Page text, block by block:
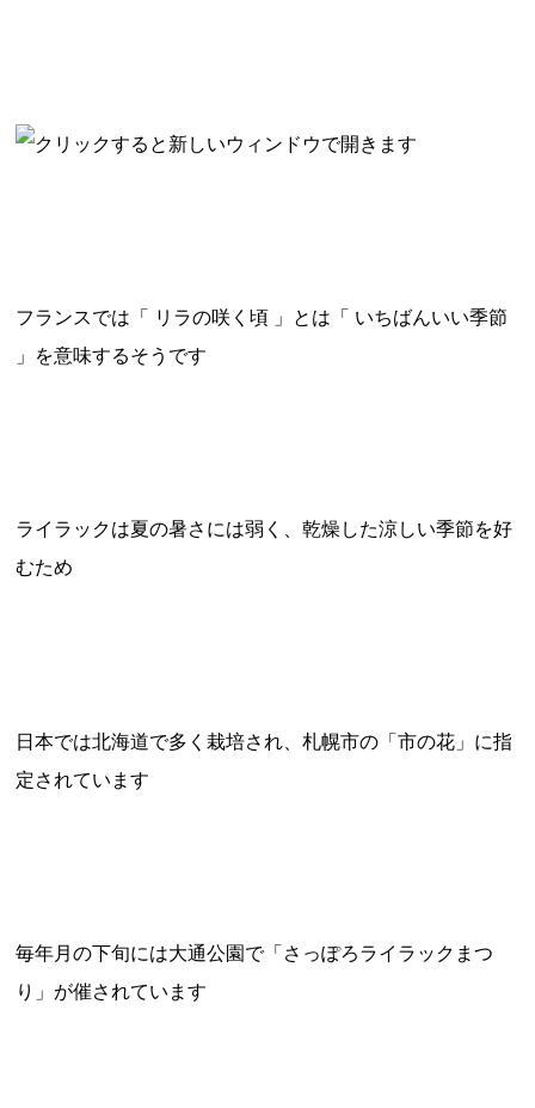
フランスでは「 リラの咲く頃 」とは「 いちばんいい季節
」を意味するそうです
ライラックは夏の暑さには弱く、乾燥した涼しい季節を好
むため
日本では北海道で多く栽培され、札幌市の「市の花」に指
定されています
毎年月の下旬には大通公園で「さっぽろライラックまつ
り」が催されています